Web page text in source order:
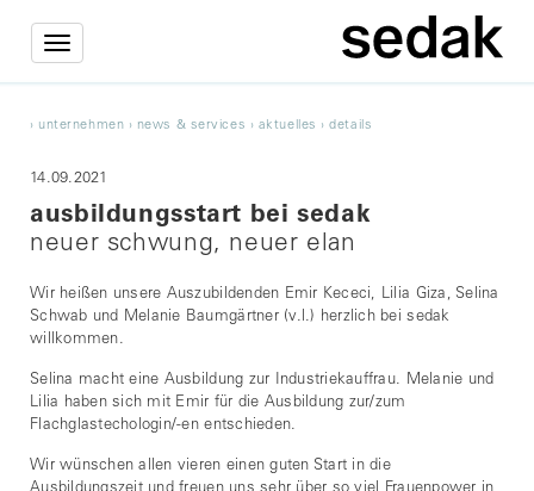
Toggle
› unternehmen › news & services › aktuelles › details
14.09.2021
ausbildungsstart bei sedak
neuer schwung, neuer elan
Wir heißen unsere Auszubildenden Emir Kececi, Lilia Giza, Selina
Schwab und Melanie Baumgärtner (v.l.) herzlich bei sedak
willkommen.
Selina macht eine Ausbildung zur Industriekauffrau. Melanie und
Lilia haben sich mit Emir für die Ausbildung zur/zum
Flachglastechologin/-en entschieden.
Wir wünschen allen vieren einen guten Start in die